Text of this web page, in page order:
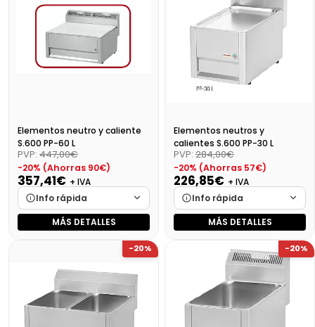
Precio final (+21%)
139,22 €
Precio final (+21%)
621,05 €
Elementos neutro y caliente
S.600 PP-60 L
PVP: 447,00€
-20% (Ahorras 90€)
357,41€ + IVA
Info rápida
Marca
Cargando…
Cargando…
Disponibilidad
Cargando…
Precio final (+21%) 432,46 €
MÁS DETALLES
Elementos neutros y
calientes S.600 PP-30 L
PVP: 284,00€
-20% (Ahorras 57€)
226,85€ + IVA
Info rápida
Marca
Cargando…
Cargando…
Cargando…
Precio final (+21%)
274,49 €
MÁS DETALLES
-20% -20%